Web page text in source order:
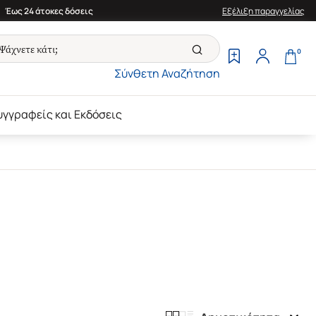
Έως 24 άτοκες δόσεις Εξέλιξη παραγγελίας
Σύνθετη Αναζήτηση
0
και Εκδόσεις